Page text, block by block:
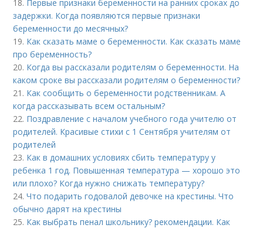
18. Первые признаки беременности на ранних сроках до
задержки. Когда появляются первые признаки
беременности до месячных?
19. Как сказать маме о беременности. Как сказать маме
про беременность?
20. Когда вы рассказали родителям о беременности. На
каком сроке вы рассказали родителям о беременности?
21. Как сообщить о беременности родственникам. А
когда рассказывать всем остальным?
22. Поздравление с началом учебного года учителю от
родителей. Красивые стихи с 1 Сентября учителям от
родителей
23. Как в домашних условиях сбить температуру у
ребенка 1 год. Повышенная температура — хорошо это
или плохо? Когда нужно снижать температуру?
24.Что подарить годовалой девочке на крестины. Что
обычно дарят на крестины
25. Как выбрать пенал школьнику? рекомендации. Как